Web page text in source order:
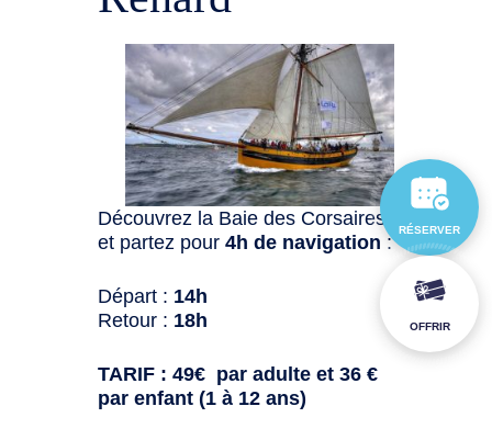
Découvrez la Baie des Corsaires
et partez pour4h de navigation :
Départ : 14h
Retour : 18h
TARIF : 49€ par adulte et 36 €
par enfant (1 à 12 ans)
RÉSERVER
OFFRIR